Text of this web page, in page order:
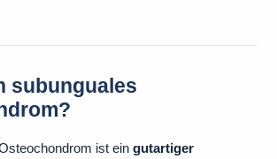
subunguales
ist ein gutartiger